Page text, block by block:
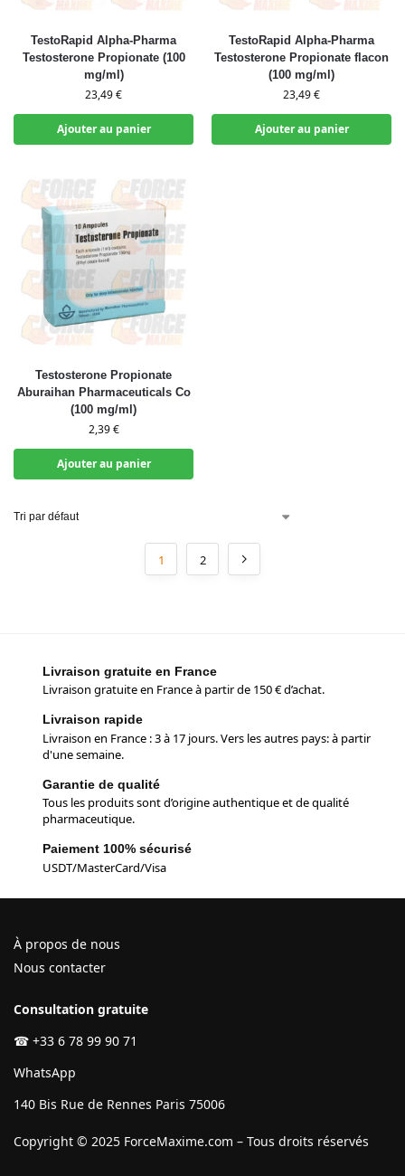
TestoRapid Alpha-Pharma
Testosterone Propionate (100
mg/ml)
23,49€
Ajouter au panier
TestoRapid Alpha-Pharma
Testosterone Propionate flacon
(100 mg/ml)
23,49€
Ajouter au panier
Testosterone Propionate
Aburaihan Pharmaceuticals Co
(100 mg/ml)
2,39€
Ajouter au panier
1 2
Livraison gratuite en France
Livraison gratuite en France à partir de 150 € d’achat.
Livraison rapide
Livraison en France : 3 à 17 jours. Vers les autres pays: à partir
d'une semaine.
Garantie de qualité
Tous les produits sont d’origine authentique et de qualité
pharmaceutique.
Paiement 100% sécurisé
USDT/MasterCard/Visa
À propos de nous
Nous contacter
Consultation gratuite
☎ +33 6 78 99 90 71
WhatsApp
140 Bis Rue de Rennes Paris 75006
Copyright © 2025 ForceMaxime.com – Tous droits réservés